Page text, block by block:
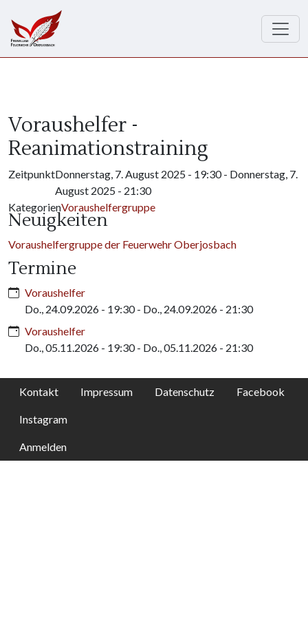
Voraushelfer -
Reanimationstraining
ZeitpunktDonnerstag, 7. August 2025 - 19:30- Donnerstag, 7.
August 2025 - 21:30
KategorienVoraushelfergruppe
Neuigkeiten
Voraushelfergruppe der Feuerwehr Oberjosbach
Termine
Voraushelfer
Do., 24.09.2026 - 19:30- Do., 24.09.2026 - 21:30
Voraushelfer
Do., 05.11.2026 - 19:30- Do., 05.11.2026 - 21:30
Kontakt Impressum Datenschutz Facebook
Instagram
Anmelden